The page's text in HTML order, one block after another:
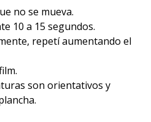
no se mueva.
10 a 15 segundos.
repetí aumentando el
son orientativos y